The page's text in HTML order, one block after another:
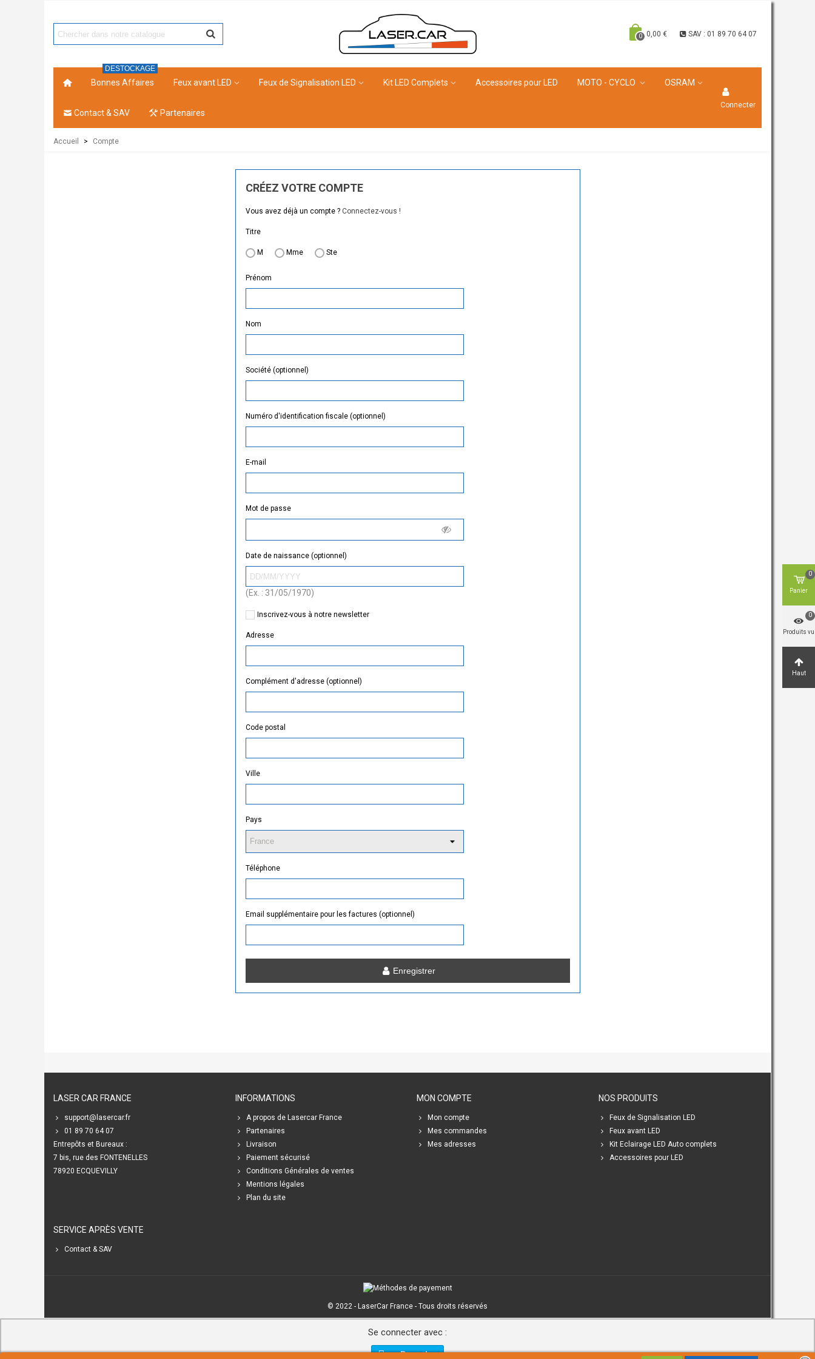
0 0,00 € SAV : 01 89 70 64 07
Bonnes Affaires
DESTOCKAGE
Feux avant LED Feux de Signalisation LED Kit LED Complets Accessoires pour LED MOTO - CYCLO OSRAM
Contact & SAV Partenaires
Connecter
Accueil > Compte
CRÉEZ VOTRE COMPTE
Vous avez déjà un compte ? Connectez-vous !
Titre
M Mme Ste
Prénom
Nom
Société (optionnel)
Numéro d'identification fiscale (optionnel)
E-mail
Mot de passe
Date de naissance (optionnel)
(Ex. : 31/05/1970)
Inscrivez-vous à notre newsletter
Adresse
Complément d'adresse (optionnel)
Code postal
Ville
Pays
Téléphone
Email supplémentaire pour les factures (optionnel)
Enregistrer
LASER CAR FRANCE
support@lasercar.fr
01 89 70 64 07
Entrepôts et Bureaux :
7 bis, rue des FONTENELLES
78920 ECQUEVILLY
INFORMATIONS
A propos de Lasercar France
Partenaires
Livraison
Paiement sécurisé
Conditions Générales de ventes
Mentions légales
Plan du site
MON COMPTE
Mon compte
Mes commandes
Mes adresses
NOS PRODUITS
Feux de Signalisation LED
Feux avant LED
Kit Eclairage LED Auto complets
Accessoires pour LED
SERVICE APRÈS VENTE
Contact & SAV
© 2022 - LaserCar France - Tous droits réservés
Panier
0
Produits vu
0
Haut
Se connecter avec :
Paypal